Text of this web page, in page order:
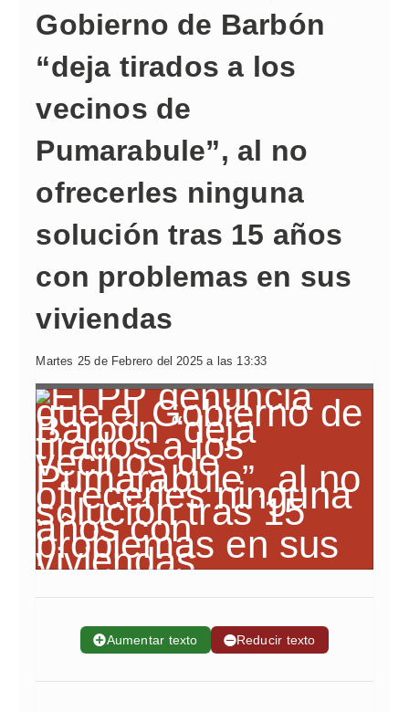
Gobierno de Barbón
“deja tirados a los
vecinos de
Pumarabule”, al no
ofrecerles ninguna
solución tras 15 años
con problemas en sus
viviendas
Martes 25 de Febrero del 2025 a las 13:33
➕Aumentar texto ➖Reducir texto